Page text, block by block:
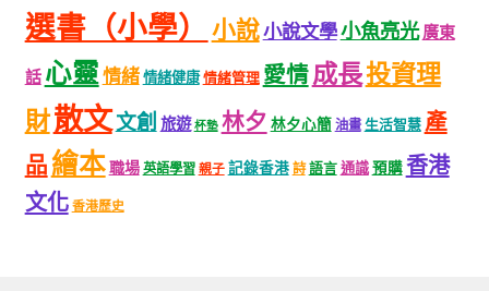
選書（小學）
小說小說文學小魚亮光廣東
話 心靈情緒情緒健康情緒管理 愛情成長投資理
財散文文創 旅遊 杯墊 林夕 林夕心簡 油畫 生活智慧 產
品繪本職場 英語學習 親子 記錄香港 詩 語言通識預購香港
文化 香港歷史